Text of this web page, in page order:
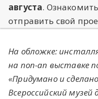
августа.
отправить свой
На обложке:
на поп-ап выставке
«Придумано и
Всероссийский музей